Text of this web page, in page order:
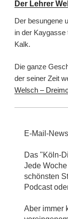
Der Lehrer
Der besungene
in der Kaygasse
Kalk.
Die ganze
der seiner Zeit
Welsch –
E-Mail-
Das "Köln-
Jede
schönsten
Podcast
Aber immer